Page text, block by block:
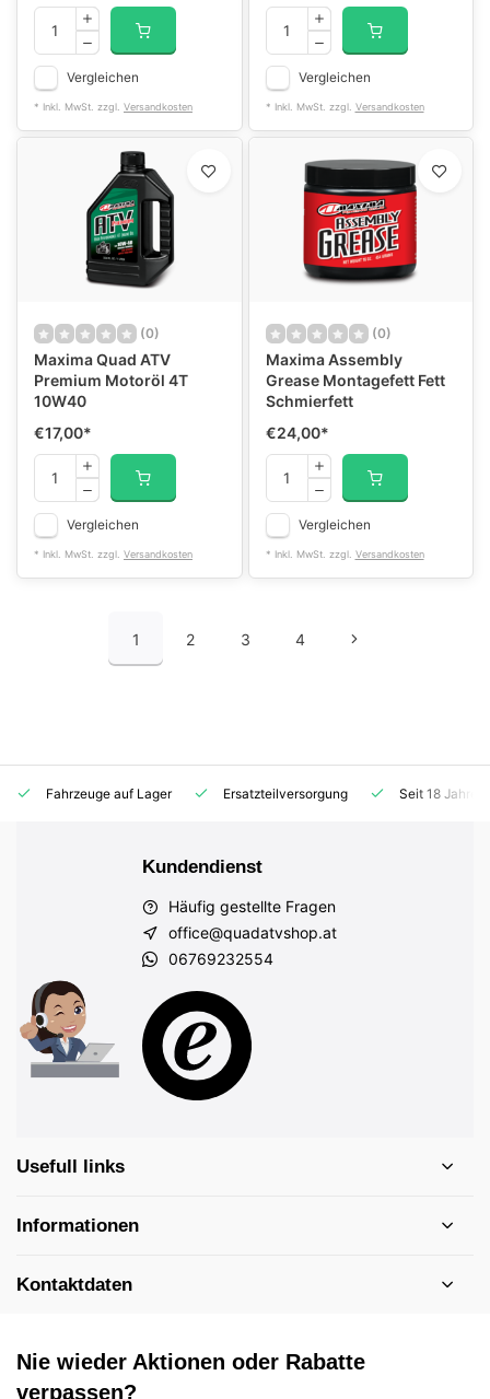
Vergleichen
* Inkl. MwSt. zzgl. Versandkosten
Vergleichen
* Inkl. MwSt. zzgl. Versandkosten
(0)
Maxima Quad ATV
Premium Motoröl 4T
10W40
€17,00*
Vergleichen
* Inkl. MwSt. zzgl. Versandkosten
(0)
Maxima Assembly
Grease Montagefett Fett
Schmierfett
€24,00*
Vergleichen
* Inkl. MwSt. zzgl. Versandkosten
1 2 3 4
Fahrzeuge auf Lager Ersatzteilversorgung Seit 18
Kundendienst
Häufig gestellte Fragen
office@quadatvshop.at
06769232554
Usefull links
Informationen
Kontaktdaten
Nie wieder Aktionen oder Rabatte
verpassen?